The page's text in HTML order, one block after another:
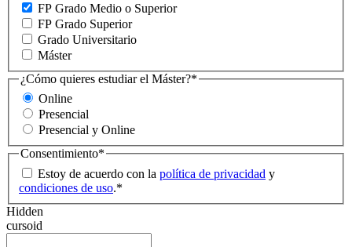
FP Grado Medio o Superior
FP Grado Superior
Grado Universitario
Máster
¿Cómo quieres estudiar el Máster?*
Online
Presencial
Presencial y Online
Consentimiento*
Estoy de acuerdo con la política de privacidad y
condiciones de uso.*
Hidden
cursoid